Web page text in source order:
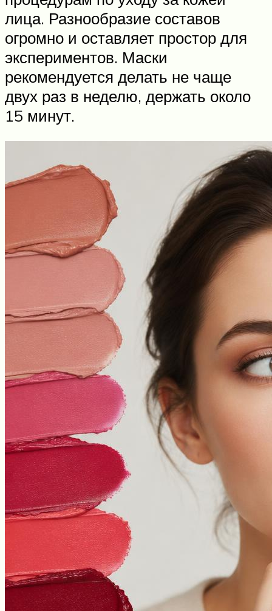
лица. Разнообразие составов
огромно и оставляет простор для
экспериментов. Маски
рекомендуется делать не чаще
двух раз в неделю, держать около
15 минут.